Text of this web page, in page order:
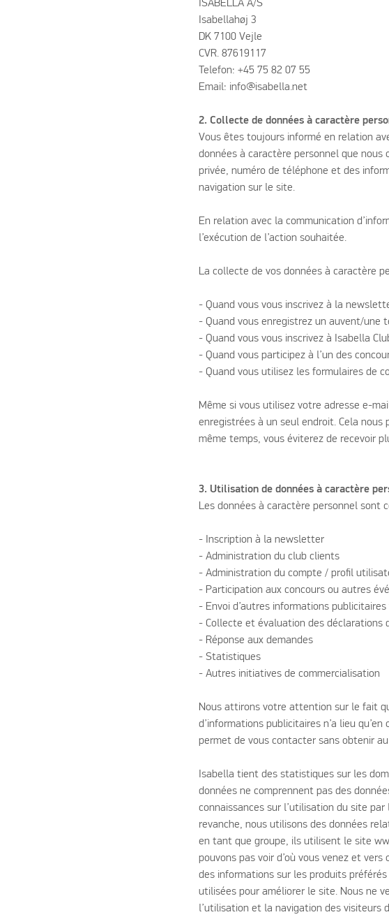
ISABELLA A/S
Isabellahøj 3
DK 7100 Vejle
CVR. 87619117
Telefon: +45 75 82 07 55
Email: info@isabella.net
2. Collecte de données à caractère
Vous êtes toujours informé en relation
données à caractère personnel que
privée, numéro de téléphone et des
navigation sur le site.
En relation avec la communication
l’exécution de l’action souhaitée.
La collecte de vos données à caractère
- Quand vous vous inscrivez à la
- Quand vous enregistrez un auvent/une
- Quand vous vous inscrivez à Isabella
- Quand vous participez à l’un des
- Quand vous utilisez les formulaires de
Même si vous utilisez votre adresse e-
enregistrées à un seul endroit. Cela
même temps, vous éviterez de recevoir
3. Utilisation de données à caractère
Les données à caractère personnel sont
- Inscription à la newsletter
- Administration du club clients
- Administration du compte / profil
- Participation aux concours ou autres
- Envoi d’autres informations
- Collecte et évaluation des déclarations
- Réponse aux demandes
- Statistiques
- Autres initiatives de commercialisation
Nous attirons votre attention sur le fait
d’informations publicitaires n’a lieu
permet de vous contacter sans obtenir
Isabella tient des statistiques sur les
données ne comprennent pas des
connaissances sur l’utilisation du site
revanche, nous utilisons des données
en tant que groupe, ils utilisent le site
pouvons pas voir d’où vous venez et
des informations sur les produits
utilisées pour améliorer le site. Nous ne
l’utilisation et la navigation des visiteurs